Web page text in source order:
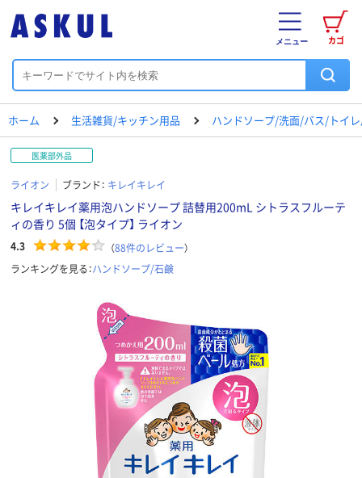
カゴ
メニュー
ホーム 生活雑貨/キッチン用品 ハンドソープ/洗面/バス/トイ
医薬部外品
ライオン ブランド： キレイキレイ
キレイキレイ薬用泡ハンドソープ 詰替用200mL シトラスフルーテ
ィの香り 5個 【泡タイプ】 ライオン
4.3 （88件のレビュー）
ランキングを見る：ハンドソープ/石鹸